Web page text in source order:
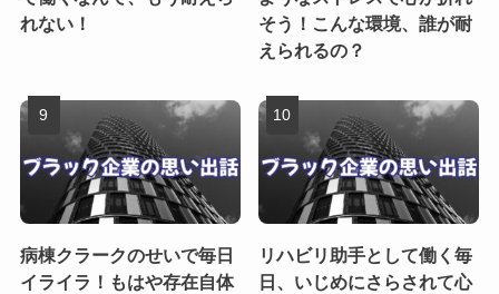
れない！
そう！こんな環境、誰が耐
えられるの？
病棟クラークのせいで毎日
イライラ！もはや存在自体
リハビリ助手として働く毎
日、いじめにさらされて心